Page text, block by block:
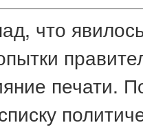
что
печати.